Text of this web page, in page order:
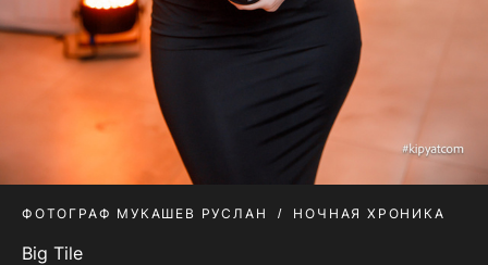
ФОТОГРАФ МУКАШЕВ РУСЛАН НОЧНАЯ ХРОНИКА
Big Tile